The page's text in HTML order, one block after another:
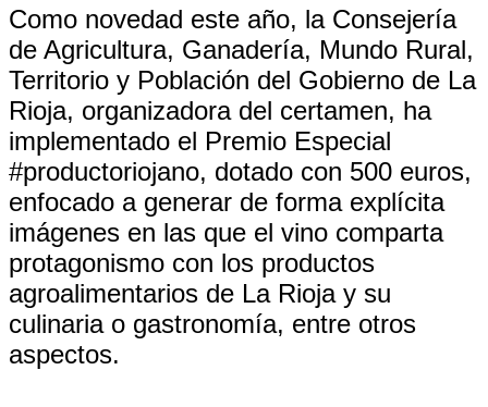
Como novedad este año, la Consejería
de Agricultura, Ganadería, Mundo Rural,
Territorio y Población del Gobierno de La
Rioja, organizadora del certamen, ha
implementado el Premio Especial
#productoriojano, dotado con 500 euros,
enfocado a generar de forma explícita
imágenes en las que el vino comparta
protagonismo con los productos
agroalimentarios de La Rioja y su
culinaria o gastronomía, entre otros
aspectos.